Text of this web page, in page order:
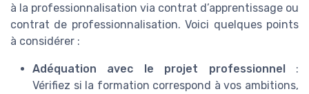
à la professionnalisation via contrat d’apprentissage ou
contrat de professionnalisation. Voici quelques points
à considérer :
Adéquation avec le projet professionnel:
Vérifiez si la formation correspond à vos ambitions,